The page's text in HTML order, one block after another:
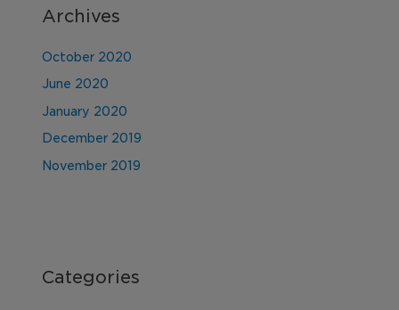
Archives
October 2020
June 2020
January 2020
December 2019
November 2019
Categories